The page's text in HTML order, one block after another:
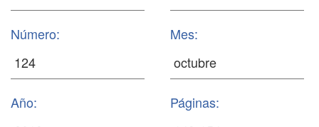
Número: Mes:
Año: Páginas: